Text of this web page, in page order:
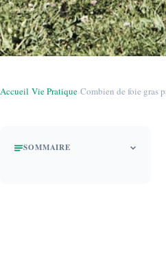
Accueil›Vie Pratique›Combien de foie gras
SOMMAIRE